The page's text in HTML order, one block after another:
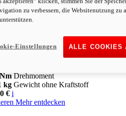
Drehmoment
kgGewicht ohne Kraftstoff
€ i
Drehmoment
kg Gewicht ohne Kraftstoff
€ i
Mehr entdecken
zu verbessern, die Websitenutzung zu
ALLE COOKIES
Einstellungen